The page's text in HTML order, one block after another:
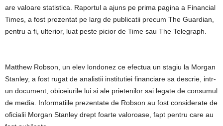
are valoare statistica. Raportul a ajuns pe prima pagina a Financial
Times, a fost prezentat pe larg de publicatii precum The Guardian,
pentru a fi, ulterior, luat peste picior de Time sau The Telegraph.
Matthew Robson, un elev londonez ce efectua un stagiu la Morgan
Stanley, a fost rugat de analistii institutiei financiare sa descrie, intr-
un document, obiceiurile lui si ale prietenilor sai legate de consumul
de media. Informatiile prezentate de Robson au fost considerate de
oficialii Morgan Stanley drept foarte valoroase, fapt pentru care au